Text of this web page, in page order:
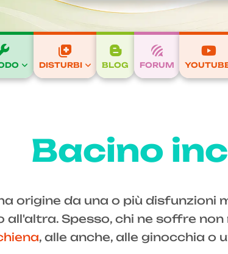
DISTURBI BLOG FORUM
Bacino
origine da una o più
Spesso, chi ne soffre
, alle anche, alle ginocchia o